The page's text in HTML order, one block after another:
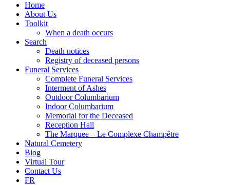
Home
About Us
Toolkit
When a death occurs
Search
Death notices
Registry of deceased persons
Funeral Services
Complete Funeral Services
Interment of Ashes
Outdoor Columbarium
Indoor Columbarium
Memorial for the Deceased
Reception Hall
The Marquee – Le Complexe Champêtre
Natural Cemetery
Blog
Virtual Tour
Contact Us
FR